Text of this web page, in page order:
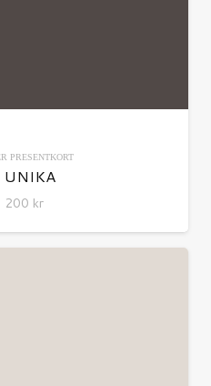
PRESENTKORT
UNIKA
200 kr